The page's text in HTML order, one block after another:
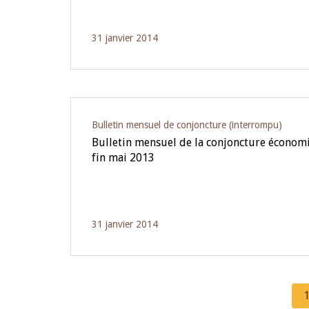
31 janvier 2014
Bulletin mensuel de conjoncture (interrompu)
Bulletin mensuel de la conjoncture
fin mai 2013
31 janvier 2014
1